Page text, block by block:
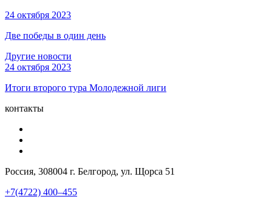
24 октября 2023
Две победы в один день
Другие новости
24 октября 2023
Итоги второго тура Молодежной лиги
контакты
Россия, 308004 г. Белгород, ул. Щорса 51
+7(4722) 400–455